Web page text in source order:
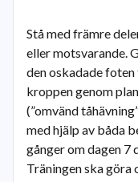
Stå med främre
eller motsvarande.
den oskadade foten
kroppen genom
(”omvänd
med hjälp av båda
gånger om dagen 7
Träningen ska göra